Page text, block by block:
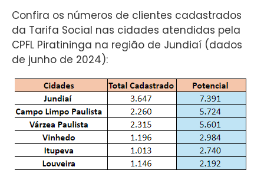
Confira os números de clientes cadastrados
da Tarifa Social nas cidades atendidas pela
CPFL Piratininga na região de Jundiaí (dados
de junho de 2024):